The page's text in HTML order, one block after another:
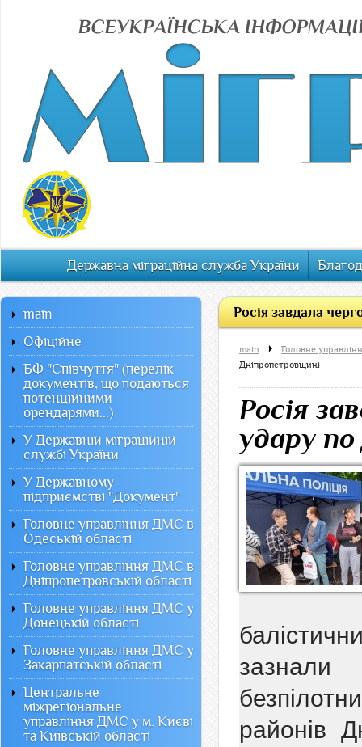
Державна міграційна служба України
Росія завдала
main
Головне
Дніпропетровщині
Росія
удару
районів
main
Офiцiйне
БФ "Співчуття" (перелік
документів, що подаються
потенційними
орендарями...)
У Державній міграційній
службі України
У Державному
підприємстві "Документ"
Головне управління ДМС в
Одеській області
Головне управління ДМС в
Дніпропетровській області
Головне управління ДМС у
Донецькій області
Головне управління ДМС у
Закарпатській області
Центральне
міжрегіональне
управління ДМС у м. Києві
та Київській області